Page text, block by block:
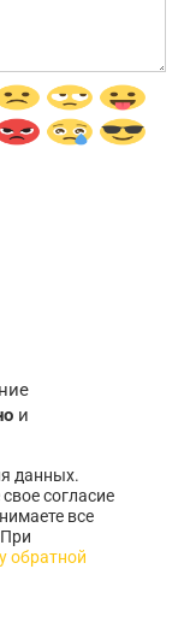
и
данных.
согласие
все
обратной